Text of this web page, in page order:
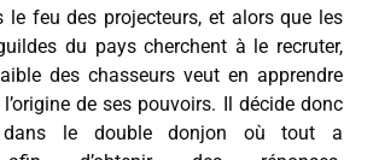
le feu des projecteurs, et alors que les
du pays cherchent à le recruter,
des chasseurs veut en apprendre
de ses pouvoirs. Il décide donc
dans le double donjon où tout a